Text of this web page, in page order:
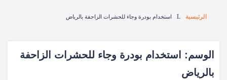
الرئيسية استخدام بودرة وجاء للحشرات الزاحفة بالرياض
الوسم:
استخدام بودرة وجاء للحشرات الزاحفة
بالرياض